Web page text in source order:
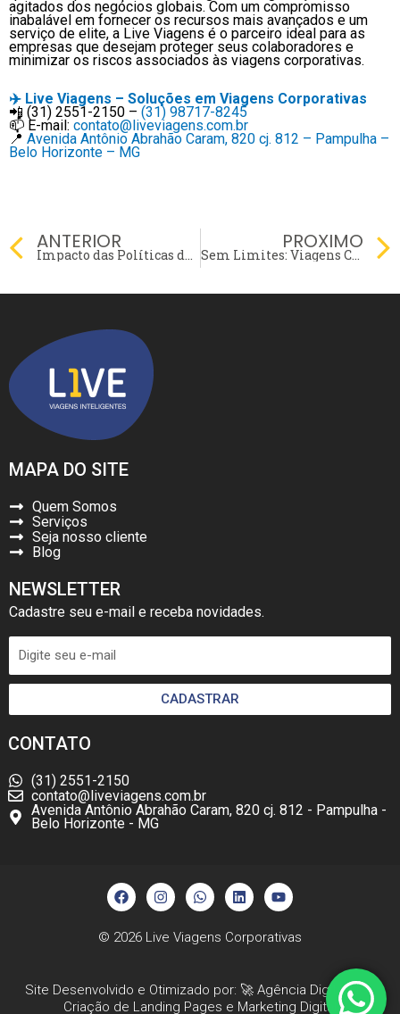
agitados dos negócios globais. Com um compromisso
inabalável em fornecer os recursos mais avançados e um
serviço de elite, a Live Viagens é o parceiro ideal para as
empresas que desejam proteger seus colaboradores e
minimizar os riscos associados às viagens corporativas.
✈️ Live Viagens – Soluções em Viagens Corporativas
📲 (31) 2551-2150 – (31) 98717-8245
📫 E-mail: contato@liveviagens.com.br
📍 Avenida Antônio Abrahão Caram, 820 cj. 812 – Pampulha –
Belo Horizonte – MG
Prev
ANTERIOR
Impacto das Políticas de Viagem nas Finanças Corporativas
PROXIMO
Sem Limites: Viagens Corporativas em Mercados Emergentes
MAPA DO SITE
Quem Somos
Serviços
Seja nosso cliente
Blog
NEWSLETTER
Cadastre seu e-mail e receba novidades.
CADASTRAR
CONTATO
(31) 2551-2150
contato@liveviagens.com.br
Avenida Antônio Abrahão Caram, 820 cj. 812 - Pampulha -
Belo Horizonte - MG
F
a
c
b
I
n
s
a
m
W
h
a
s
L
i
n
e
n
Y
o
u
u
© 2026 Live Viagens Corporativas
Site Desenvolvido e Otimizado por: 🚀 Agência Digital HGX
Criação de Landing Pages e Marketing Digital